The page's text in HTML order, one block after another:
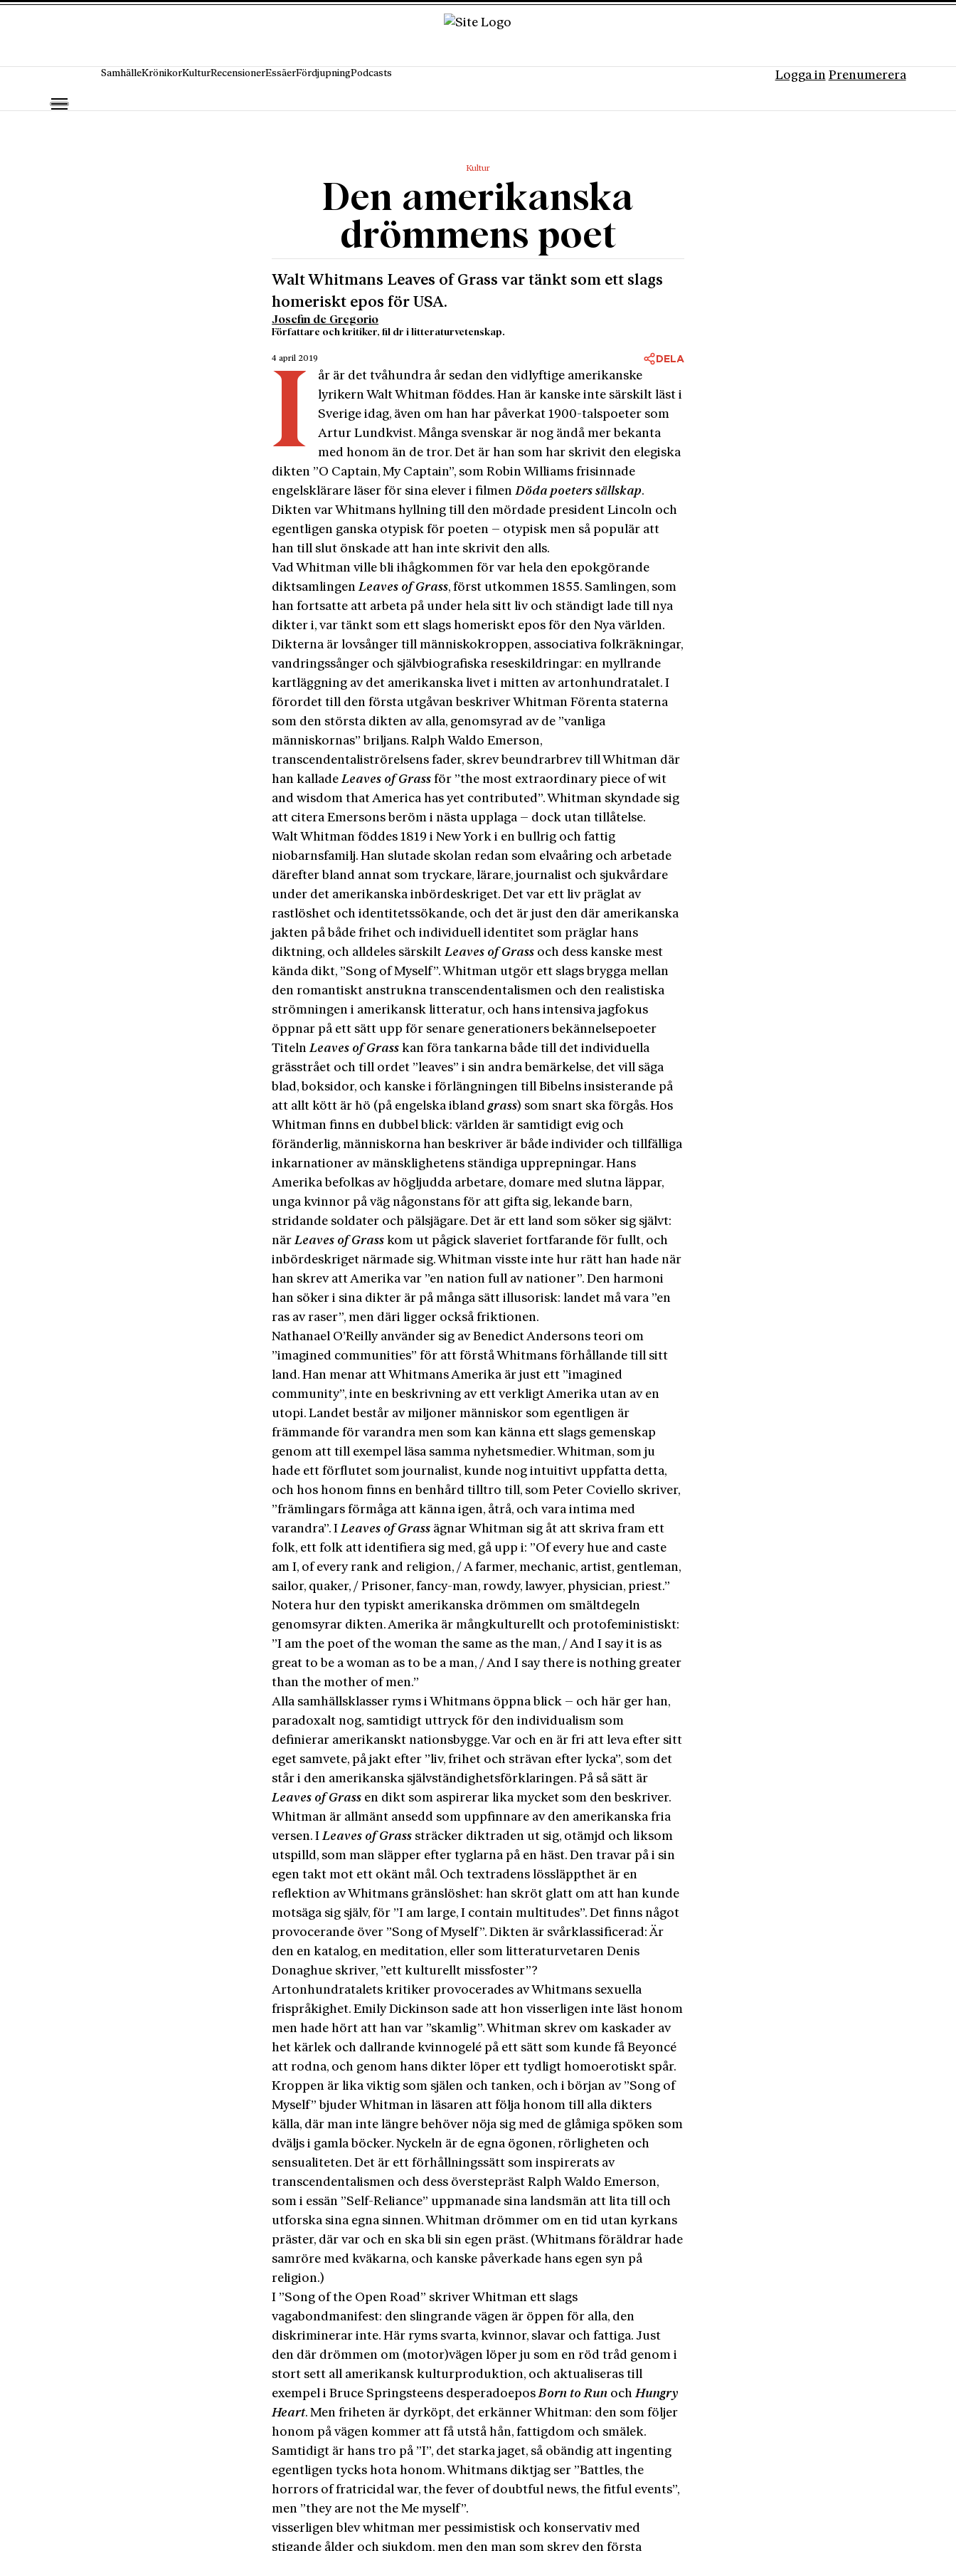
SamhälleKrönikorKulturRecensionerEssäerFördjupningPodcasts Logga in Prenumerera
Kultur
Den amerikanska
drömmens poet
Walt Whitmans Leaves of Grass var tänkt som ett slags
homeriskt epos för USA.
Josefin de Gregorio
Författare och kritiker, fil dr i litteraturvetenskap.
4 april 2019 DELA
I
år är det tvåhundra år sedan den vidlyftige amerikanske
lyrikern Walt Whitman föddes. Han är kanske inte särskilt läst i
Sverige idag, även om han har påverkat 1900-talspoeter som
Artur Lundkvist. Många svenskar är nog ändå mer bekanta
med honom än de tror. Det är han som har skrivit den elegiska
dikten ”O Captain, My Captain”, som Robin Williams frisinnade
engelsklärare läser för sina elever i filmenDöda poeters sällskap.
Dikten var Whitmans hyllning till den mördade president Lincoln och
egentligen ganska otypisk för poeten – otypisk men så populär att
han till slut önskade att han inte skrivit den alls.
Vad Whitman ville bli ihågkommen för var hela den epokgörande
diktsamlingenLeaves of Grass, först utkommen 1855. Samlingen, som
han fortsatte att arbeta på under hela sitt liv och ständigt lade till nya
dikter i, var tänkt som ett slags homeriskt epos för den Nya världen.
Dikterna är lovsånger till människokroppen, associativa folkräkningar,
vandringssånger och självbiografiska reseskildringar: en myllrande
kartläggning av det amerikanska livet i mitten av artonhundratalet. I
förordet till den första utgåvan beskriver Whitman Förenta staterna
som den största dikten av alla, genomsyrad av de ”vanliga
människornas” briljans. Ralph Waldo Emerson,
transcendentaliströrelsens fader, skrev beundrarbrev till Whitman där
han kalladeLeaves of Grass för ”the most extraordinary piece of wit
and wisdom that America has yet contributed”. Whitman skyndade sig
att citera Emersons beröm i nästa upplaga – dock utan tillåtelse.
Walt Whitman föddes 1819 i New York i en bullrig och fattig
niobarnsfamilj. Han slutade skolan redan som elvaåring och arbetade
därefter bland annat som tryckare, lärare, journalist och sjukvårdare
under det amerikanska inbördeskriget. Det var ett liv präglat av
rastlöshet och identitetssökande, och det är just den där amerikanska
jakten på både frihet och individuell identitet som präglar hans
diktning, och alldeles särskiltLeaves of Grass och dess kanske mest
kända dikt, ”Song of Myself”. Whitman utgör ett slags brygga mellan
den romantiskt anstrukna transcendentalismen och den realistiska
strömningen i amerikansk litteratur, och hans intensiva jagfokus
öppnar på ett sätt upp för senare generationers bekännelsepoeter
TitelnLeaves of Grass kan föra tankarna både till det individuella
grässtrået och till ordet ”leaves” i sin andra bemärkelse, det vill säga
blad, boksidor, och kanske i förlängningen till Bibelns insisterande på
att allt kött är hö (på engelska iblandgrass) som snart ska förgås. Hos
Whitman finns en dubbel blick: världen är samtidigt evig och
föränderlig, människorna han beskriver är både individer och tillfälliga
inkarnationer av mänsklighetens ständiga upprepningar. Hans
Amerika befolkas av högljudda arbetare, domare med slutna läppar,
unga kvinnor på väg någonstans för att gifta sig, lekande barn,
stridande soldater och pälsjägare. Det är ett land som söker sig självt:
närLeaves of Grass kom ut pågick slaveriet fortfarande för fullt, och
inbördeskriget närmade sig. Whitman visste inte hur rätt han hade när
han skrev att Amerika var ”en nation full av nationer”. Den harmoni
han söker i sina dikter är på många sätt illusorisk: landet må vara ”en
ras av raser”, men däri ligger också friktionen.
Nathanael O’Reilly använder sig av Benedict Andersons teori om
”imagined communities” för att förstå Whitmans förhållande till sitt
land. Han menar att Whitmans Amerika är just ett ”imagined
community”, inte en beskrivning av ett verkligt Amerika utan av en
utopi. Landet består av miljoner människor som egentligen är
främmande för varandra men som kan känna ett slags gemenskap
genom att till exempel läsa samma nyhetsmedier. Whitman, som ju
hade ett förflutet som journalist, kunde nog intuitivt uppfatta detta,
och hos honom finns en benhård tilltro till, som Peter Coviello skriver,
”främlingars förmåga att känna igen, åtrå, och vara intima med
varandra”. ILeaves of Grass ägnar Whitman sig åt att skriva fram ett
folk, ett folk att identifiera sig med, gå upp i: ”Of every hue and caste
am I, of every rank and religion, / A farmer, mechanic, artist, gentleman,
sailor, quaker, / Prisoner, fancy-man, rowdy, lawyer, physician, priest.”
Notera hur den typiskt amerikanska drömmen om smältdegeln
genomsyrar dikten. Amerika är mångkulturellt och protofeministiskt:
”I am the poet of the woman the same as the man, / And I say it is as
great to be a woman as to be a man, / And I say there is nothing greater
than the mother of men.”
Alla samhällsklasser ryms i Whitmans öppna blick – och här ger han,
paradoxalt nog, samtidigt uttryck för den individualism som
definierar amerikanskt nationsbygge. Var och en är fri att leva efter sitt
eget samvete, på jakt efter ”liv, frihet och strävan efter lycka”, som det
står i den amerikanska självständighetsförklaringen. På så sätt är
Leaves of Grass en dikt som aspirerar lika mycket som den beskriver.
Whitman är allmänt ansedd som uppfinnare av den amerikanska fria
versen. ILeaves of Grass sträcker diktraden ut sig, otämjd och liksom
utspilld, som man släpper efter tyglarna på en häst. Den travar på i sin
egen takt mot ett okänt mål. Och textradens lössläppthet är en
reflektion av Whitmans gränslöshet: han skröt glatt om att han kunde
motsäga sig själv, för ”I am large, I contain multitudes”. Det finns något
provocerande över ”Song of Myself”. Dikten är svårklassificerad: Är
den en katalog, en meditation, eller som litteraturvetaren Denis
Donaghue skriver, ”ett kulturellt missfoster”?
Artonhundratalets kritiker provocerades av Whitmans sexuella
frispråkighet. Emily Dickinson sade att hon visserligen inte läst honom
men hade hört att han var ”skamlig”. Whitman skrev om kaskader av
het kärlek och dallrande kvinnogelé på ett sätt som kunde få Beyoncé
att rodna, och genom hans dikter löper ett tydligt homoerotiskt spår.
Kroppen är lika viktig som själen och tanken, och i början av ”Song of
Myself” bjuder Whitman in läsaren att följa honom till alla dikters
källa, där man inte längre behöver nöja sig med de glåmiga spöken som
dväljs i gamla böcker. Nyckeln är de egna ögonen, rörligheten och
sensualiteten. Det är ett förhållningssätt som inspirerats av
transcendentalismen och dess överstepräst Ralph Waldo Emerson,
som i essän ”Self-Reliance” uppmanade sina landsmän att lita till och
utforska sina egna sinnen. Whitman drömmer om en tid utan kyrkans
präster, där var och en ska bli sin egen präst. (Whitmans föräldrar hade
samröre med kväkarna, och kanske påverkade hans egen syn på
religion.)
I ”Song of the Open Road” skriver Whitman ett slags
vagabondmanifest: den slingrande vägen är öppen för alla, den
diskriminerar inte. Här ryms svarta, kvinnor, slavar och fattiga. Just
den där drömmen om (motor)vägen löper ju som en röd tråd genom i
stort sett all amerikansk kulturproduktion, och aktualiseras till
exempel i Bruce Springsteens desperadoeposBorn to Run ochHungry
Heart. Men friheten är dyrköpt, det erkänner Whitman: den som följer
honom på vägen kommer att få utstå hån, fattigdom och smälek.
Samtidigt är hans tro på ”I”, det starka jaget, så obändig att ingenting
egentligen tycks hota honom. Whitmans diktjag ser ”Battles, the
horrors of fratricidal war, the fever of doubtful news, the fitful events”,
men ”they are not the Me myself”.
visserligen blev whitman mer pessimistisk och konservativ med
stigande ålder och sjukdom, men den man som skrev den första